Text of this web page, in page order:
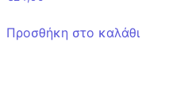
Προσθήκη στο καλάθι